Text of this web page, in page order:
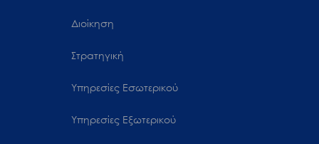
Διοίκηση
Στρατηγική
Υπηρεσίες Εσωτερικού
Υπηρεσίες Εξωτερικού